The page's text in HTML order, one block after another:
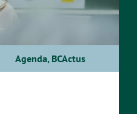
Agenda, BCActus